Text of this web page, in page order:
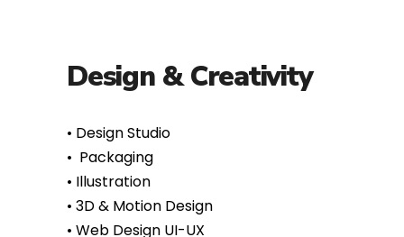
• Design Studio
•⁠ ⁠Illustration
•⁠ ⁠3D & Motion Design
•⁠ ⁠Web Design UI-UX
•⁠ ⁠Art and Murals